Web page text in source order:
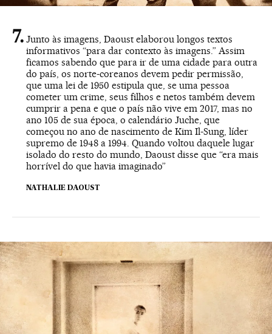
Junto às imagens, Daoust elaborou longos textos
informativos “para dar contexto às imagens.” Assim
ficamos sabendo que para ir de uma cidade para outra
do país, os norte-coreanos devem pedir permissão,
que uma lei de 1950 estipula que, se uma pessoa
cometer um crime, seus filhos e netos também devem
cumprir a pena e que o país não vive em 2017, mas no
ano 105 de sua época, o calendário Juche, que
começou no ano de nascimento de Kim Il-Sung, líder
supremo de 1948 a 1994. Quando voltou daquele lugar
isolado do resto do mundo, Daoust disse que “era mais
horrível do que havia imaginado”
NATHALIE DAOUST